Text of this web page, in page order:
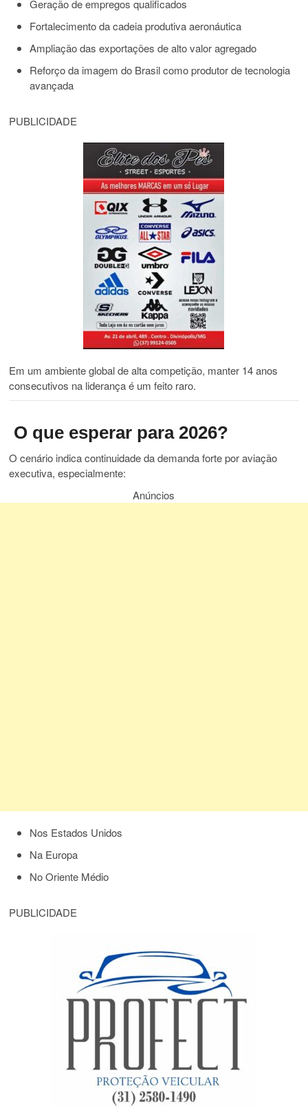
Geração de empregos qualificados
Fortalecimento da cadeia produtiva aeronáutica
Ampliação das exportações de alto valor agregado
Reforço da imagem do Brasil como produtor de tecnologia
avançada
PUBLICIDADE
Em um ambiente global de alta competição, manter 14 anos
consecutivos na liderança é um feito raro.
O que esperar para 2026?
O cenário indica continuidade da demanda forte por aviação
executiva, especialmente:
Anúncios
Nos Estados Unidos
Na Europa
No Oriente Médio
PUBLICIDADE